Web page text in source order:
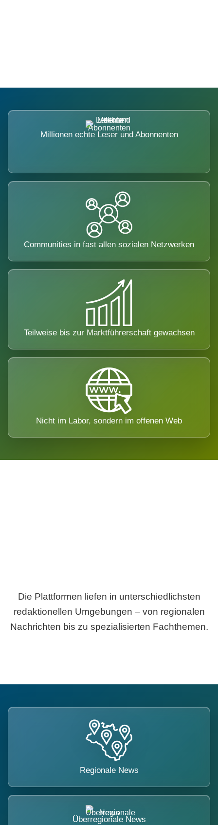
Millionen echte Leser und Abonnenten
Communities in fast allen sozialen Netzwerken
Teilweise bis zur Marktführerschaft gewachsen
Nicht im Labor, sondern im offenen Web
Die Plattformen liefen in unterschiedlichsten
redaktionellen Umgebungen – von regionalen
Nachrichten bis zu spezialisierten Fachthemen.
Regionale News
Überregionale News